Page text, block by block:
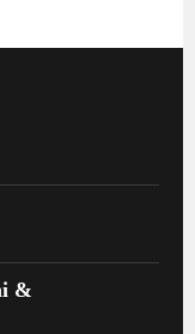
&